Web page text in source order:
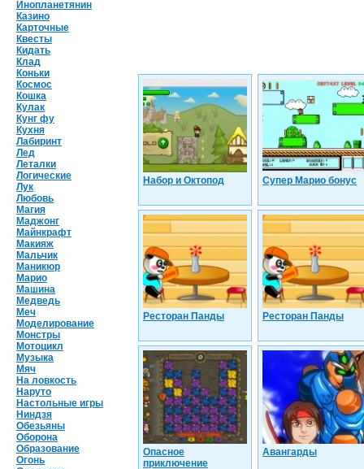
Инопланетянин
Казино
Карточные
Квесты
Кидать
Клад
Коньки
Космос
Кошка
Кулак
Кунг фу
Кухня
Лабиринт
Лед
Леталки
Логические
Лук
Любовь
Магия
Маджонг
Майнкрафт
Макияж
Мальчик
Маникюр
Марио
Машина
Медведь
Меч
Моделирование
Монстры
Мотоцикл
Музыка
Мяч
На ловкость
Наруто
Настольные игры
Ниндзя
Обезьяны
Оборона
Образование
Огонь
Набор и Октопод Супер Марио бонус
Ресторан Панды Ресторан Панды
Опасное
приключение
Авангарды